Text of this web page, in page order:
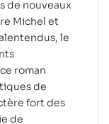
de nouveaux
Michel et
le
roman
de
fort des
de